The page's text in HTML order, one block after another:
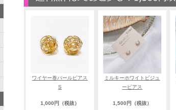
ワイヤー巻パールピアス
S
1,000円（税抜）
ミルキーホワイトビジュ
ーピアス
1,500円（税抜）